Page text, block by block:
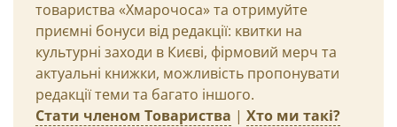
товариства «Хмарочоса» та отримуйте
приємні бонуси від редакції: квитки на
культурні заходи в Києві, фірмовий мерч та
актуальні книжки, можливість пропонувати
редакції теми та багато іншого.
Стати членом Товариства | Хто ми такі?